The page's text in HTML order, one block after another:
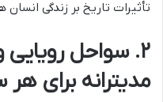
تأثیرات تاریخ بر زندگی
۲. سواحل
مدیترانه برای